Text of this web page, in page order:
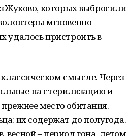
Жуково, которых выбросили
мгновенно
удалось пристроить в
смысле. Через
на стерилизацию и
место обитания.
их содержат до полугода.